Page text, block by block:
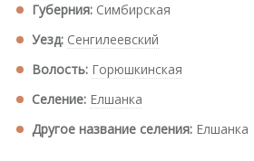
Губерния: Симбирская
Уезд: Сенгилеевский
Волость: Горюшкинская
Селение: Елшанка
Другое название селения: Елшанка